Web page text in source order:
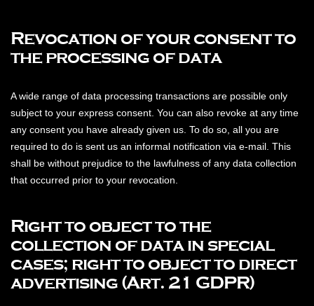
Revocation of your consent to
the processing of data
A wide range of data processing transactions are possible only
subject to your express consent. You can also revoke at any time
any consent you have already given us. To do so, all you are
required to do is sent us an informal notification via e-mail. This
shall be without prejudice to the lawfulness of any data collection
that occurred prior to your revocation.
Right to object to the
collection of data in special
cases; right to object to direct
advertising (Art. 21 GDPR)